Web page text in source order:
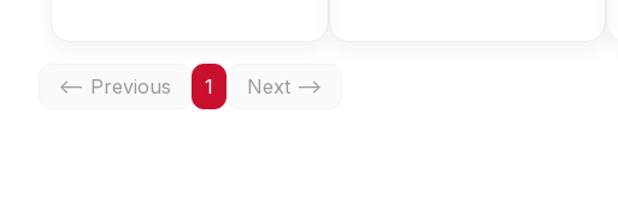
<-- Previous 1
Next -->